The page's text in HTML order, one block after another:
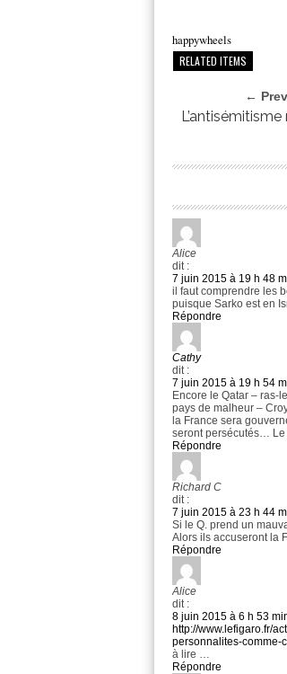
happywheels
RELATED ITEMS
←
Alice
dit :
7 juin 2015 à 19 h 48
il faut comprendre les
puisque Sarko est en
Répondre
Cathy
dit :
7 juin 2015 à 19 h 54
Encore le Qatar – ras-
pays de malheur –
la France sera
seront persécutés…
Répondre
Richard C
dit :
7 juin 2015 à 23 h 44
Si le Q. prend un
Alors ils accuseront la
Répondre
Alice
dit :
8 juin 2015 à 6 h 53
http://www.lefigaro.fr/
personnalites-comme-
à lire …
Répondre